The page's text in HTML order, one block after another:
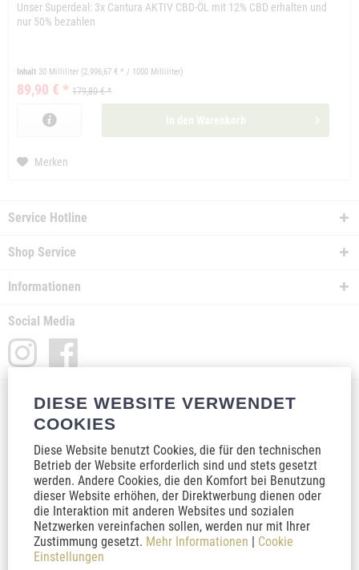
Unser Superdeal: 3x Cantura AKTIV CBD-ÖL mit 12% CBD erhalten und
nur 50% bezahlen
Inhalt 30 Milliliter (2.996,67 € * / 1000 Milliliter)
89,90 € * 179,80 € *
In den Warenkorb
Merken
Service Hotline
Shop Service
Informationen
Social Media
Haftungsausschluss und allgemeiner Hinweis zu medizinischen
Themen:
Wir weisen ausdrücklich darauf hin, dass sämtliche Inhalte auf den
Internet-Seiten von thankyoujane.de keine Heilaussagen sind. Die
hier dargestellten Inhalte dienen ausschließlich der neutralen
Information und allgemeinen Weiterbildung. Die Texte erheben
weder einen Anspruch auf Vollständigkeit noch kann die Aktualität,
Richtigkeit und Ausgewogenheit der dargebotenen Information
DIESE WEBSITE VERWENDET
COOKIES
Diese Website benutzt Cookies, die für den technischen
Betrieb der Website erforderlich sind und stets gesetzt
werden. Andere Cookies, die den Komfort bei Benutzung
dieser Website erhöhen, der Direktwerbung dienen oder
die Interaktion mit anderen Websites und sozialen
Netzwerken vereinfachen sollen, werden nur mit Ihrer
Zustimmung gesetzt. Mehr Informationen | Cookie
Einstellungen